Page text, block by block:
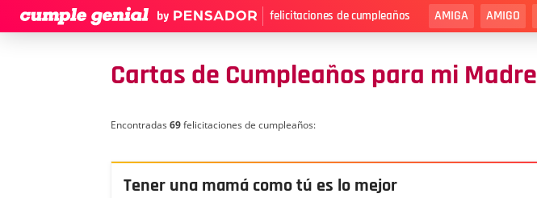
felicitaciones de cumpleaños AMIGA AMIGO
Cartas de Cumpleaños para mi Madre
Encontradas 69felicitaciones de cumpleaños:
Tener una mamá como tú es lo mejor